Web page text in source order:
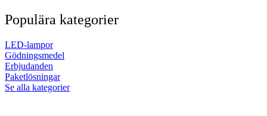
Populära kategorier
LED-lampor
Gödningsmedel
Erbjudanden
Paketlösningar
Se alla kategorier